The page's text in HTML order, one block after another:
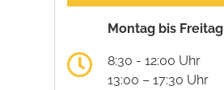
Montag bis Freitag
8:30 - 12:00 Uhr
13:00 – 17:30 Uhr